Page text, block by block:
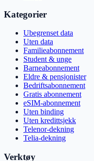
Kategorier
Ubegrenset data
Uten data
Familieabonnement
Student & unge
Barneabonnement
Eldre & pensjonister
Bedriftsabonnement
Gratis abonnement
eSIM-abonnement
Uten binding
Uten kredittsjekk
Telenor-dekning
Telia-dekning
Verktøy